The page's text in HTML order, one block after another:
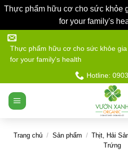
Thực phẩm hữu cơ cho sức khỏe
for your family's
Bỏ
qua
nội
Thực phẩm hữu cơ cho sức khỏe
for your family's health
Hotline:
Trang chủ / Sản phẩm / Thịt, Hải
Trứng